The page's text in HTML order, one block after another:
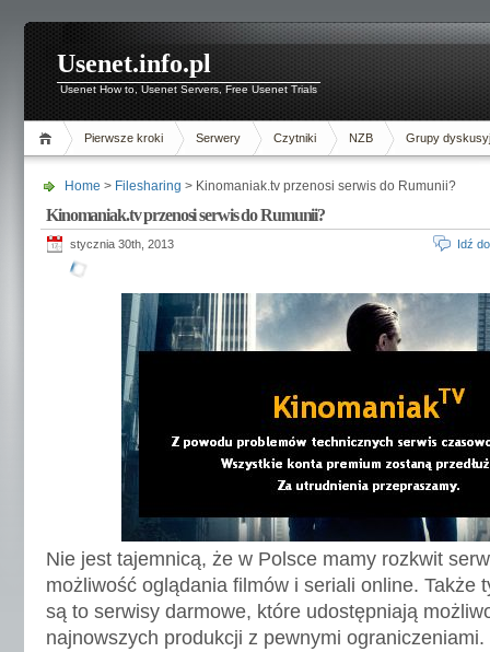
Usenet.info.pl
Usenet How to, Usenet Servers, Free Usenet Trials
Pierwsze kroki Serwery Czytniki NZB Grupy
Home > Filesharing > Kinomaniak.tv przenosi serwis do Rumunii?
Kinomaniak.tv przenosi serwis do Rumunii?
stycznia 30th, 2013 Idź
Nie jest tajemnicą, że w Polsce mamy rozkwit
możliwość oglądania filmów i seriali online. Także
są to serwisy darmowe, które udostępniają
najnowszych produkcji z pewnymi